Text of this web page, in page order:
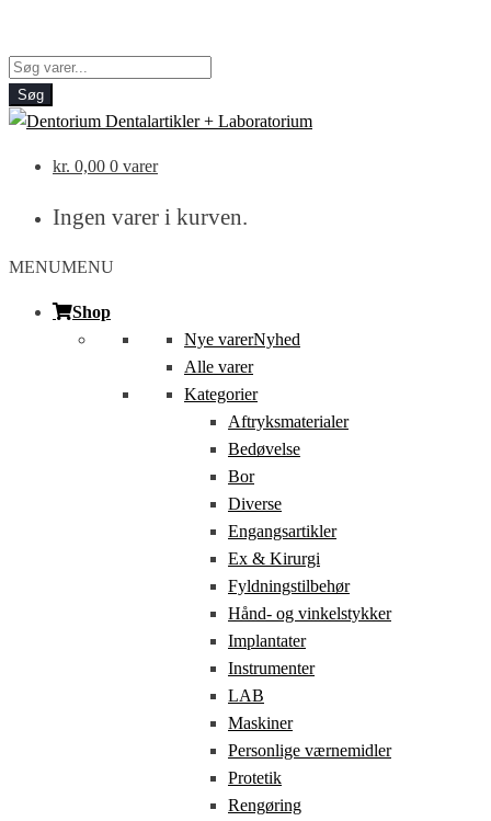
Products
search
Søg
kr. 0,00 0 varer
Ingen varer i kurven.
MENUMENU
Shop
Nye varerNyhed
Alle varer
Kategorier
Aftryksmaterialer
Bedøvelse
Bor
Diverse
Engangsartikler
Ex & Kirurgi
Fyldningstilbehør
Hånd- og vinkelstykker
Implantater
Instrumenter
LAB
Maskiner
Personlige værnemidler
Protetik
Rengøring